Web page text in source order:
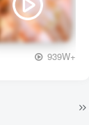
939W+